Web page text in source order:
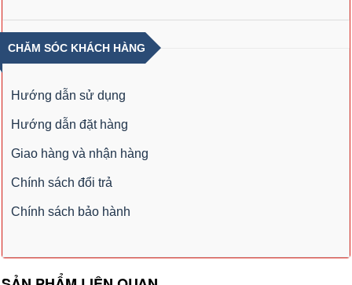
CHĂM SÓC KHÁCH HÀNG
Hướng dẫn sử dụng
Hướng dẫn đặt hàng
Giao hàng và nhận hàng
Chính sách đổi trả
Chính sách bảo hành